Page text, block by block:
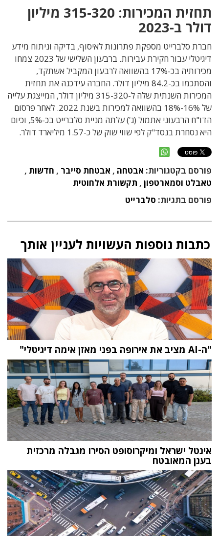
תחזית המכירות: 315-320 מיליון
דולר ב-2023
חברת סלברייט מספקת פתרונות לאיסוף, בדיקה וניתוח מידע
דיגיטלי עבור חקירת עבירות. ברבעון השלישי של 2023 צמחו
מכירותיה בכ-17% בהשוואה לרבעון המקביל אשתקד,
והסתכמו בכ-84.2 מיליון דולר. החברה עידכנה את תחזית
המכירות השנתית שלה ל-315-320 מיליון דולר, המייצגת עלייה
של 16%-18% בהשוואה למכירות בשנת 2022. לאחר פרסום
הדו"ח הרבעוני אתמול (ג') עלתה מניית סלברייט בכ-5%, וכיום
היא נסחרת בנסד"ק לפי שווי שוק של כ-1.57 מיליארד דולר.
פורסם בקטגוריות: אבטחה , אבטחת סייבר , חדשות ,
טאבלט וסמארטפון , תקשורת אלחוטית
פורסם בתגיות: סלברייט
כתבות נוספות העשויות לעניין אותך
"ה-AI מציב את אירופה בפני מאזן אימה דיגיטלי"
אינטל ישראל ומיקרוסופט הסירו מגבלה מרכזית
בענן המאובטח